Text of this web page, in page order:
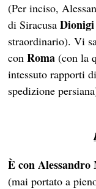
(Per inciso,
di Siracusa
straordinario). Vi
conRoma (con la
intessuto rapporti
spedizione
È con
(mai portato a